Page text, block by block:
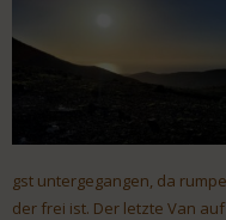
gst untergegangen, da
der frei ist. Der letzte Van